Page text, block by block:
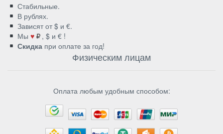
Стабильные.
В рублях.
Зависят от $ и €.
Мы ♥
, $ и € !
Скидкапри оплате за год!
Физическим лицам
Оплата любым удобным способом: